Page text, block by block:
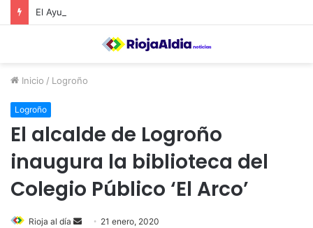
Inicio / Logroño
Logroño
El alcalde de Logroño
inaugura la biblioteca del
Colegio Público ‘El Arco’
Rioja al día 21 enero, 2020